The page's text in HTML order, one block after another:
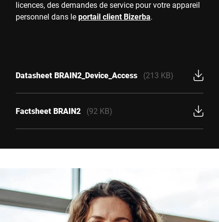
licences, des demandes de service pour votre appareil
personnel dans leportail client Bizerba.
Datasheet BRAIN2_Device_Access (213 KB)
Factsheet BRAIN2 (92 KB)